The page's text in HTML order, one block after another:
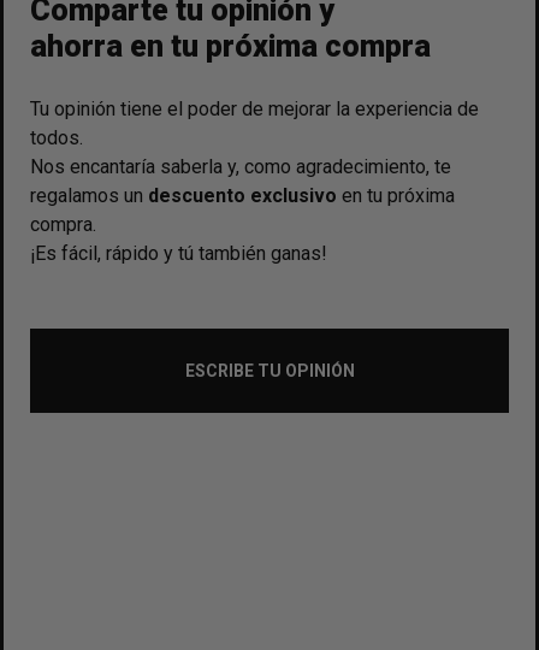
Comparte tu opinión y
ahorra en tu próxima compra
Tu opinión tiene el poder de mejorar la experiencia de
todos.
Nos encantaría saberla y, como agradecimiento, te
regalamos un descuento exclusivo en tu próxima
compra.
¡Es fácil, rápido y tú también ganas!
ESCRIBE TU OPINIÓN